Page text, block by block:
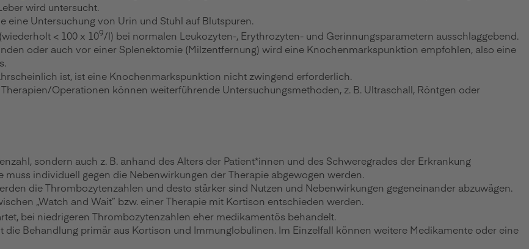
wird untersucht.
eine Untersuchung von Urin und Stuhl auf Blutspuren.
< 100 x 109/l) bei normalen Leukozyten-, Erythrozyten- und Gerinnungsparametern ausschlaggebend.
oder auch vor einer Splenektomie (Milzentfernung) wird eine Knochenmarkspunktion empfohlen, also eine
ist, ist eine Knochenmarkspunktion nicht zwingend erforderlich.
Operationen können weiterführende Untersuchungsmethoden, z. B. Ultraschall, Röntgen oder
sondern auch z. B. anhand des Alters der Patient*innen und des Schweregrades der Erkrankung
individuell gegen die Nebenwirkungen der Therapie abgewogen werden.
die Thrombozytenzahlen und desto stärker sind Nutzen und Nebenwirkungen gegeneinander abzuwägen.
„Watch and Wait” bzw. einer Therapie mit Kortison entschieden werden.
bei niedrigeren Thrombozytenzahlen eher medikamentös behandelt.
Behandlung primär aus Kortison und Immunglobulinen. Im Einzelfall können weitere Medikamente oder eine